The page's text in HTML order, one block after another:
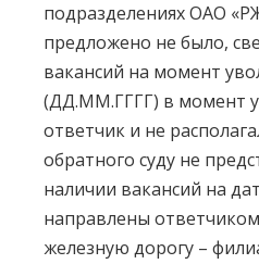
подразделениях ОАО
предложено не было,
вакансий на момент
(ДД.ММ.ГГГГ) в момент
ответчик и не
обратного суду не
наличии вакансий на
направлены
железную дорогу –